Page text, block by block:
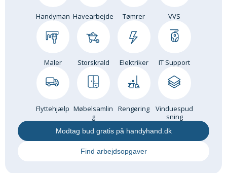
Handyman Havearbejde Tømrer VVS
Maler Storskrald Elektriker IT Support
Flyttehjælp Møbelsamlin
g
Rengøring
Vinduespud
sning
Modtag bud gratis på handyhand.dk
Find arbejdsopgaver